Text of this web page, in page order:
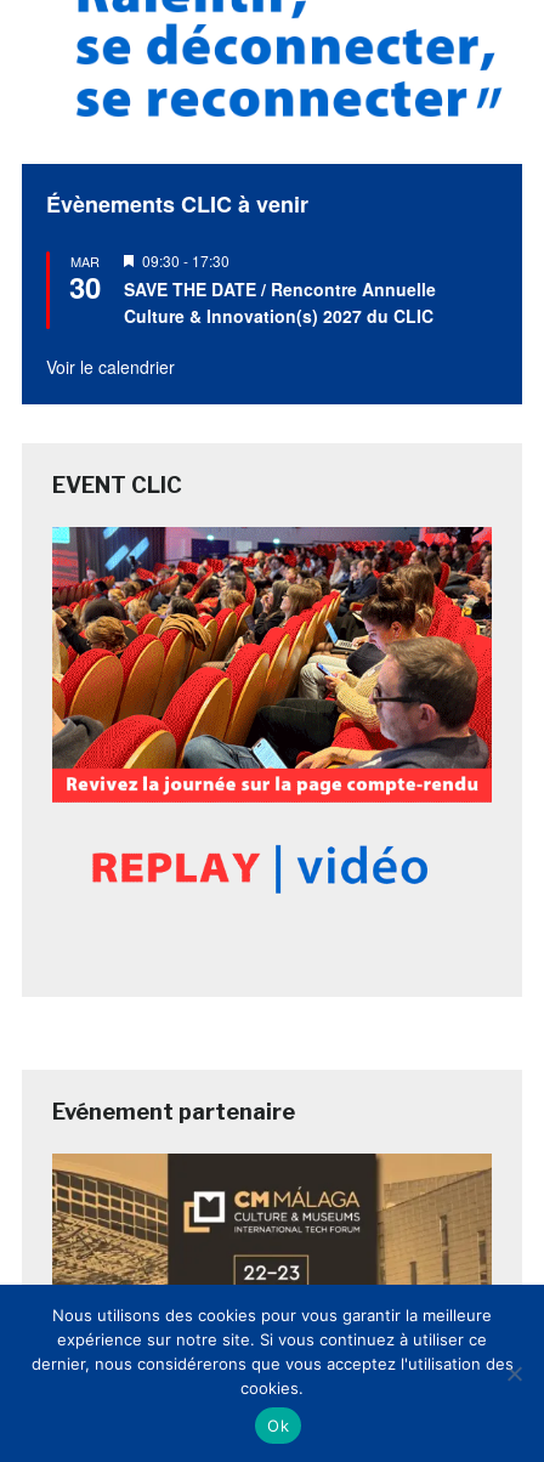
Évènements CLIC à venir
MAR
30
Mis
en
avant
09:30 - 17:30
SAVE THE DATE / Rencontre Annuelle
Culture & Innovation(s) 2027 du CLIC
Voir le calendrier
EVENT CLIC
Evénement partenaire
Nous utilisons des cookies pour vous garantir la meilleure
expérience sur notre site. Si vous continuez à utiliser ce
dernier, nous considérerons que vous acceptez l'utilisation des
cookies.
Ok